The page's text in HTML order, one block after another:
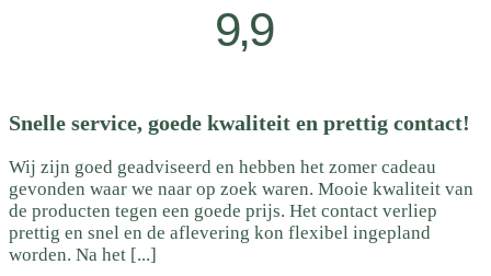
9,9
Snelle service, goede kwaliteit en prettig contact!
Wij zijn goed geadviseerd en hebben het zomer cadeau
gevonden waar we naar op zoek waren. Mooie kwaliteit van
de producten tegen een goede prijs. Het contact verliep
prettig en snel en de aflevering kon flexibel ingepland
worden. Na het [...]